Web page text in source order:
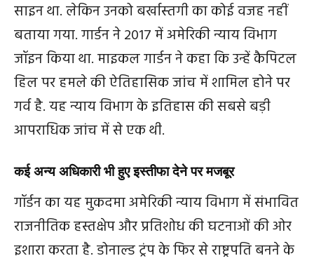
साइन था. लेकिन उनको बर्खास्‍तगी का कोई वजह नहीं
बताया गया. गार्डन ने 2017 में अमेरिकी न्याय विभाग
जॉइन किया था. माइकल गार्डन ने कहा कि उन्हें कैपिटल
हिल पर हमले की ऐतिहासिक जांच में शामिल होने पर
गर्व है. यह न्याय विभाग के इतिहास की सबसे बड़ी
आपराधिक जांच में से एक थी.
कई अन्य अधिकारी भी हुए इस्तीफा देने पर मजबूर
गॉर्डन का यह मुकदमा अमेरिकी न्याय विभाग में संभावित
राजनीतिक हस्तक्षेप और प्रतिशोध की घटनाओं की ओर
इशारा करता है. डोनाल्‍ड ट्रंप के फिर से राष्ट्रपति बनने के